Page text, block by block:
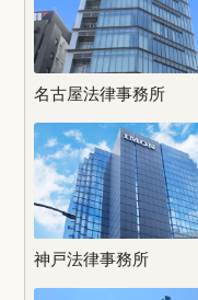
養育費の一括請求｜デメリットや注意点など知っておくべき知識
名古屋法律事務所
神戸法律事務所